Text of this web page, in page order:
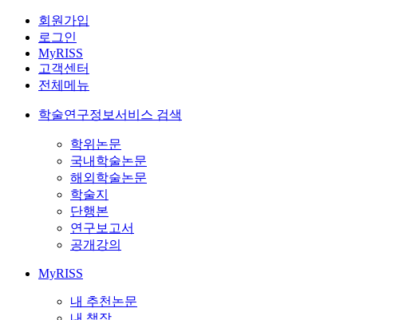
회원가입
로그인
MyRISS
고객센터
전체메뉴
학술연구정보서비스 검색
학위논문
국내학술논문
해외학술논문
학술지
단행본
연구보고서
공개강의
MyRISS
내 추천논문